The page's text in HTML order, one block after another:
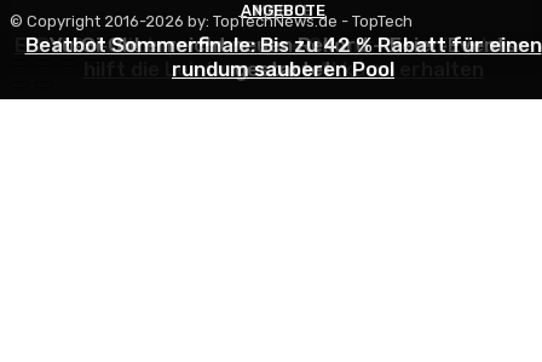
NEWS
E-Pal Smartplug – Innovative Smart-Charging-
hilft die Leistung eures Akku zu erhalten
MOBILE
Yu‑Gi‑Oh! erreicht neuen Rekord – Feier‑Events
gestartet
ANGEBOTE
Beatbot Sommerfinale: Bis zu 42 % Rabatt für einen
rundum sauberen Pool
© Copyright 2016-2026 by: TopTechNews.de - TopTech